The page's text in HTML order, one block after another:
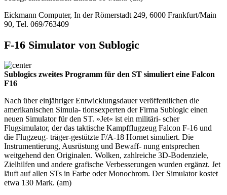
Eickmann Computer, In der Römerstadt 249, 6000 Frankfurt/Main
90, Tel. 069/763409
F-16 Simulator von Sublogic
Sublogics zweites Programm für den ST simuliert eine Falcon
F16
Nach über einjähriger Entwicklungsdauer veröffentlichen die
amerikanischen Simula- tionsexperten der Firma Sublogic einen
neuen Simulator für den ST. »Jet« ist ein militäri- scher
Flugsimulator, der das taktische Kampfflugzeug Falcon F-16 und
die Flugzeug- träger-gestützte F/A-18 Hornet simuliert. Die
Instrumentierung, Ausrüstung und Bewaff- nung entsprechen
weitgehend den Originalen. Wolken, zahlreiche 3D-Bodenziele,
Zielhilfen und andere grafische Verbesserungen wurden ergänzt. Jet
läuft auf allen STs in Farbe oder Monochrom. Der Simulator kostet
etwa 130 Mark. (am)